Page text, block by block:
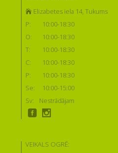
Elizabetes iela 14, Tukums
P:
10:00-18:30
O:
10:00-18:30
T:
10:00-18:30
C:
10:00-18:30
P:
10:00-18:30
Se:
10:00-15:00
Sv:
Nestrādājam
VEIKALS OGRĒ: